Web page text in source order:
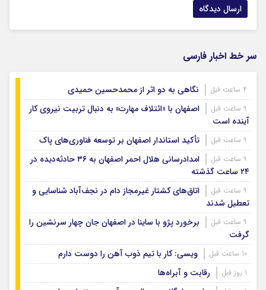
سر خط اخبار فارسی
نگاهی به دو اثر از محمدحسین حمیدی
اصفهان با «ائتلاف مهارت» به دنبال تربیت نیروی کار
آینده است
تأکید استاندار اصفهان بر توسعه فناوری‌های پاک
امدادرسانی هلال احمر اصفهان به ۳۶ حادثه‌دیده در
۲۴ ساعت گذشته
اتاق‌های کشتار غیرمجاز دام در نجف‌آباد شناسایی و
تعطیل شدند
برخورد پژو با ساینا در اصفهان جان چهار سرنشین را
گرفت
ویسی: کار با تیم ذوب آهن را دوست دارم
رقابت و آبراه‌ها